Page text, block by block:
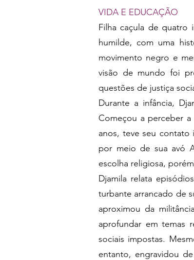
VIDA E EDUCAÇÃO
Filha caçula de quatro
humilde, com uma
movimento negro e
visão de mundo foi
questões de justiça
Durante a infância,
Começou a perceber
anos, teve seu contato
por meio de sua avó
escolha religiosa,
Djamila relata
turbante arrancado de
aproximou da
aprofundar em temas
sociais impostas.
entanto, engravidou